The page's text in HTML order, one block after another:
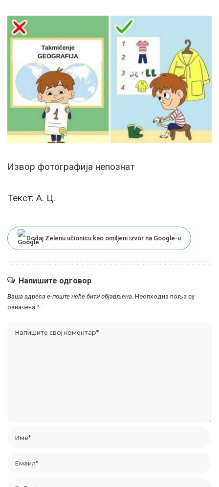
Извор фотографија непознат
Текст: А. Ц.
Dodaj Zelenu učionicu kao omiljeni izvor na Google-u
Напишите одговор
Ваша адреса е-поште неће бити објављена. Неопходна поља су
означена *